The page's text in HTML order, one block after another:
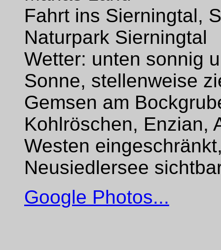
Fahrt ins Sierningtal,
Naturpark Sierningtal
Wetter: unten sonnig
Sonne, stellenweise
Gemsen am
Kohlröschen, Enzian,
Westen
Neusiedlersee
Google Photos...